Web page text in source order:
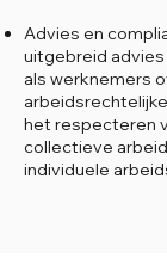
Advies en
uitgebreid
als werknemers
het respecteren
collectieve
individuele